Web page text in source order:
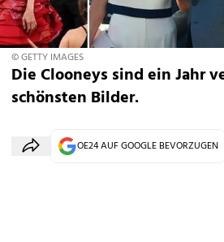
© GETTY IMAGES
Die Clooneys sind ein Jahr
schönsten Bilder.
OE24 AUF GOOGLE BEVORZUGEN